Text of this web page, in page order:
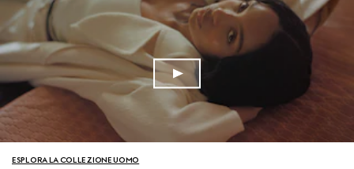
ESPLORA LA COLLEZIONE UOMO